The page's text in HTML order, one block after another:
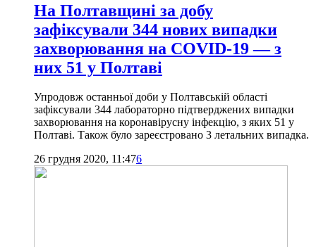
На Полтавщині за добу
зафіксували 344 нових випадки
захворювання на COVID-19 — з
них 51 у Полтаві
Упродовж останньої доби у Полтавській області
зафіксували 344 лабораторно підтверджених випадки
захворювання на коронавірусну інфекцію, з яких 51 у
Полтаві. Також було зареєстровано 3 летальних випадка.
26 грудня 2020, 11:476